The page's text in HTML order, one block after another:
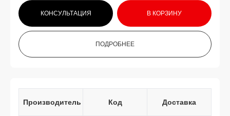
КОНСУЛЬТАЦИЯ В КОРЗИНУ
ПОДРОБНЕЕ
Производитель Код Доставка